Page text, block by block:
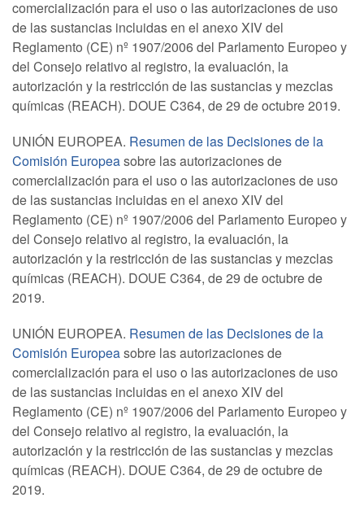
comercialización para el uso o las autorizaciones de uso
de las sustancias incluidas en el anexo XIV del
Reglamento (CE) nº 1907/2006 del Parlamento Europeo y
del Consejo relativo al registro, la evaluación, la
autorización y la restricción de las sustancias y mezclas
químicas (REACH). DOUE C364, de 29 de octubre 2019.
UNIÓN EUROPEA. Resumen de las Decisiones de la
Comisión Europeasobre las autorizaciones de
comercialización para el uso o las autorizaciones de uso
de las sustancias incluidas en el anexo XIV del
Reglamento (CE) nº 1907/2006 del Parlamento Europeo y
del Consejo relativo al registro, la evaluación, la
autorización y la restricción de las sustancias y mezclas
químicas (REACH). DOUE C364, de 29 de octubre de
2019.
UNIÓN EUROPEA. Resumen de las Decisiones de la
Comisión Europeasobre las autorizaciones de
comercialización para el uso o las autorizaciones de uso
de las sustancias incluidas en el anexo XIV del
Reglamento (CE) nº 1907/2006 del Parlamento Europeo y
del Consejo relativo al registro, la evaluación, la
autorización y la restricción de las sustancias y mezclas
químicas (REACH). DOUE C364, de 29 de octubre de
2019.